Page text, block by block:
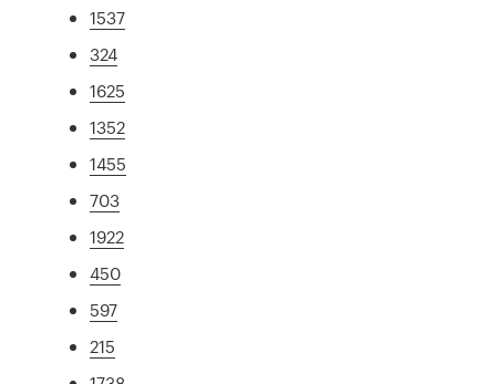
1537
324
1625
1352
1455
703
1922
450
597
215